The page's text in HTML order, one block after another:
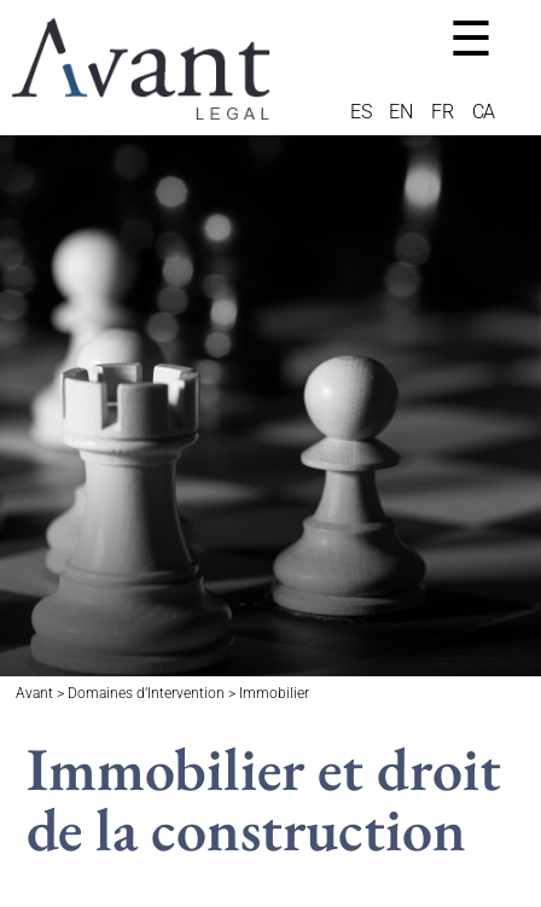
☰
ES EN FR CA
Avant > Domaines d’Intervention > Immobilier
Immobilier et droit
de la construction